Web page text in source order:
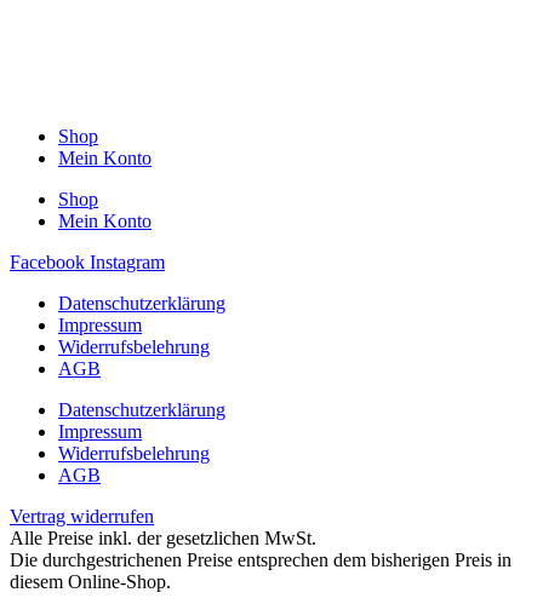
Shop
Mein Konto
Shop
Mein Konto
Facebook Instagram
Datenschutzerklärung
Impressum
Widerrufsbelehrung
AGB
Datenschutzerklärung
Impressum
Widerrufsbelehrung
AGB
Vertrag widerrufen
Alle Preise inkl. der gesetzlichen MwSt.
Die durchgestrichenen Preise entsprechen dem bisherigen Preis in
diesem Online-Shop.